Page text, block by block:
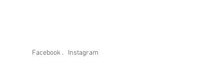
Facebook . Instagram